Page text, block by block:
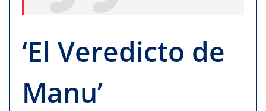
‘El Veredicto de
Manu’